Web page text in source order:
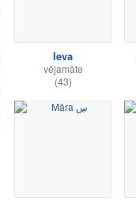
Ieva
vējamāte
(43)